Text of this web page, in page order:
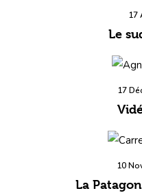
17
Le
17
10
La